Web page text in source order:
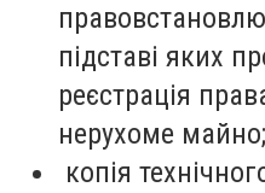
підставі яких
реєстрація
нерухоме майно;
копія